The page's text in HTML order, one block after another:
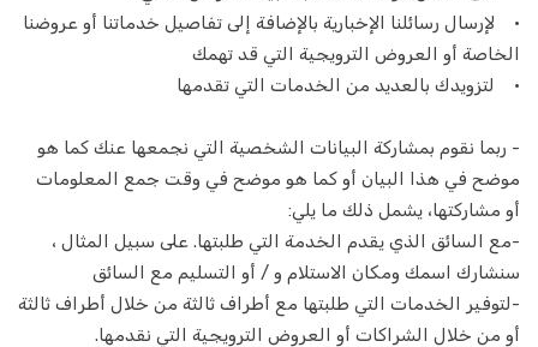
استشر المنجم على مكالمة الفيديو
احصل على تدريب اللياقة على مكالمة الفيديو
خدمات العطاءات
النجار
عامل الكهرباء
سباك
• لإرسال رسائلنا الإخبارية بالإضافة إلى تفاصيل خدماتنا أو عروضنا
الخاصة أو العروض الترويجية التي قد تهمك
• لتزويدك بالعديد من الخدمات التي تقدمها
- ربما نقوم بمشاركة البيانات الشخصية التي نجمعها عنك كما هو
موضح في هذا البيان أو كما هو موضح في وقت جمع المعلومات
أو مشاركتها، يشمل ذلك ما يلي:
-مع السائق الذي يقدم الخدمة التي طلبتها. على سبيل المثال ،
سنشارك اسمك ومكان الاستلام و / أو التسليم مع السائق
-لتوفير الخدمات التي طلبتها مع أطراف ثالثة من خلال أطراف ثالثة
أو من خلال الشراكات أو العروض الترويجية التي نقدمها.